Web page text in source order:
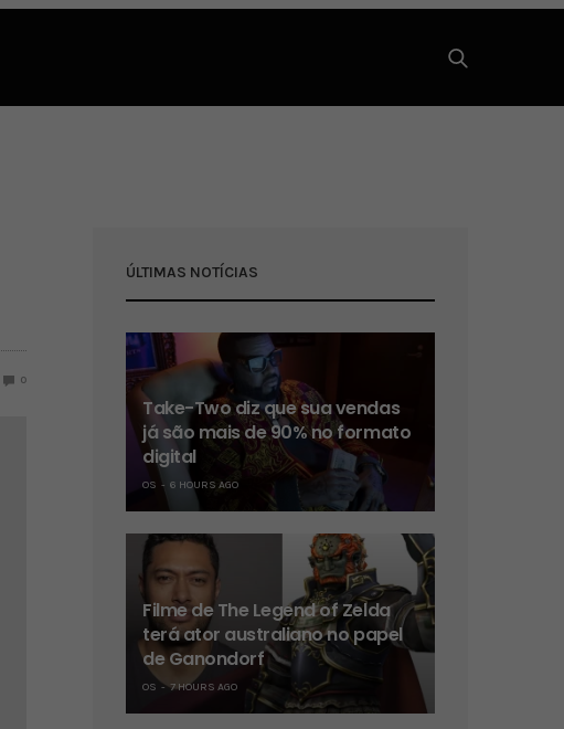
0
ÚLTIMAS NOTÍCIAS
Take-Two diz que sua vendas
já são mais de 90% no formato
digital
OS 6 HOURS AGO
Filme de The Legend of Zelda
terá ator australiano no papel
de Ganondorf
OS 7 HOURS AGO